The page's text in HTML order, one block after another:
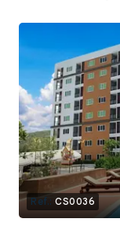
Ref.: CS0036